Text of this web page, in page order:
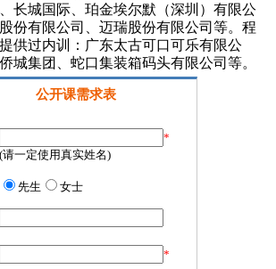
长城国际、珀金埃尔默（深圳）有限公
份有限公司、迈瑞股份有限公司等。程
供过内训：广东太古可口可乐有限公
城集团、蛇口集装箱码头有限公司等。
公开课需求表
*
(请一定使用真实姓名)
先生
女士
*